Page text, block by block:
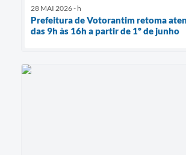
28 MAI 2026 - h
Prefeitura de Votorantim retoma
das 9h às 16h a partir de 1º de junho